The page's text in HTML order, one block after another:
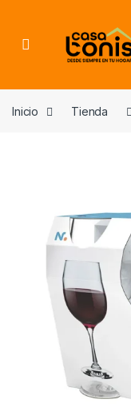
Inicio Tienda